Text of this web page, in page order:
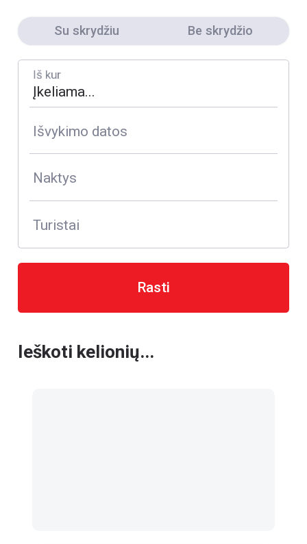
Su skrydžiu Be skrydžio
Iš kur
Išvykimo datos
Naktys
Turistai
Rasti
Ieškoti kelionių...